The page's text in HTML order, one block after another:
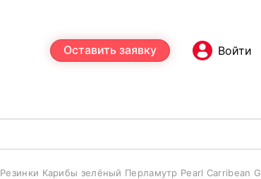
Оставить заявку
Резинки Карибы зелёный Перламутр Pearl Carribean G